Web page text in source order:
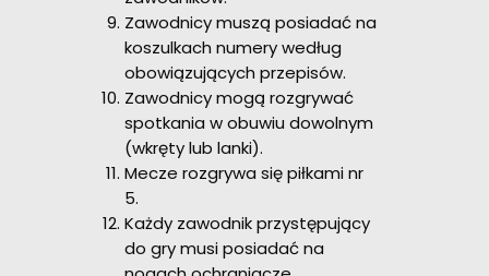
Zawodnicy muszą posiadać na
koszulkach numery według
obowiązujących przepisów.
Zawodnicy mogą rozgrywać
spotkania w obuwiu dowolnym
(wkręty lub lanki).
Mecze rozgrywa się piłkami nr
5.
Każdy zawodnik przystępujący
do gry musi posiadać na